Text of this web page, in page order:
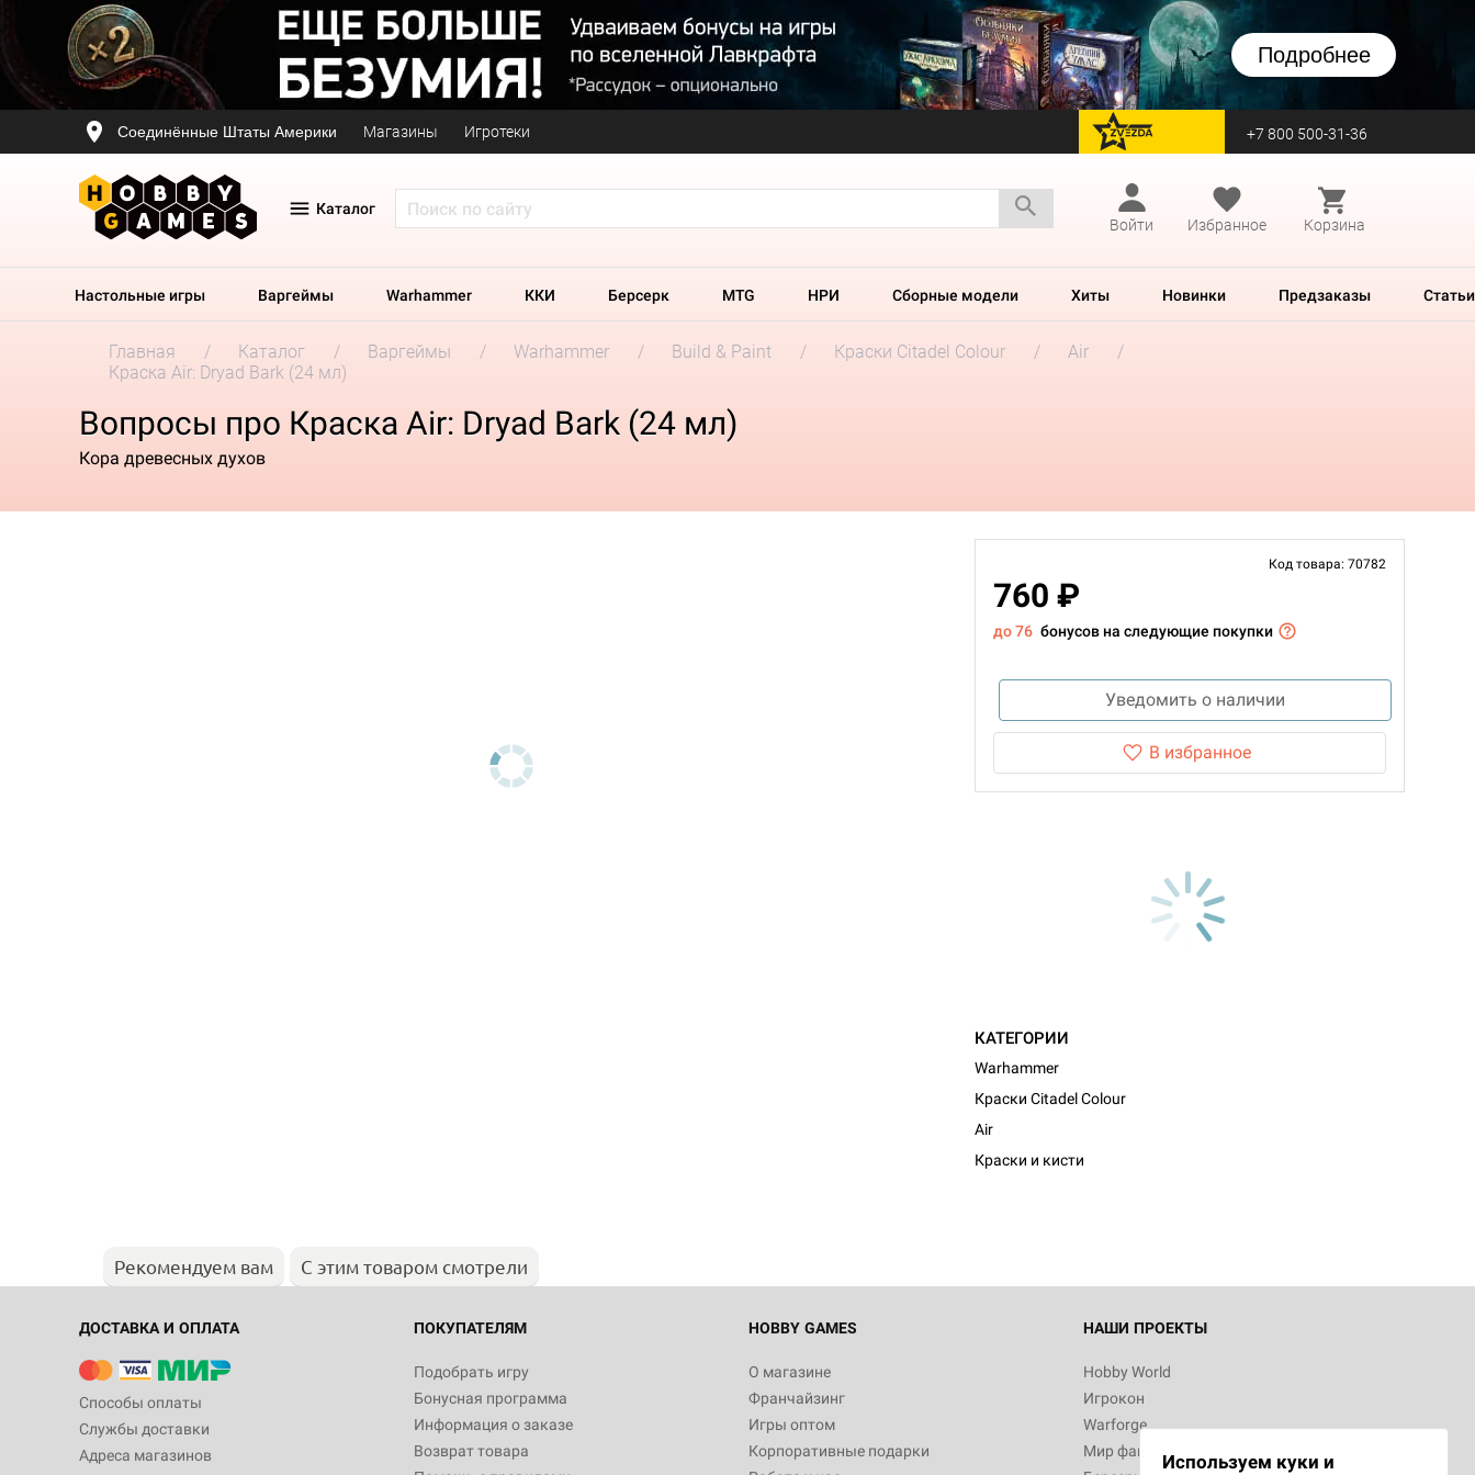
Подробнее
Соединённые Штаты Америки Магазины Игротеки перейти на Zvezda +7 800 500-31-36
Каталог
Войти
Избранное Корзина
Настольные игры Варгеймы Warhammer ККИ Берсерк MTG НРИ Сборные модели Хиты Новинки Предзаказы Статьи
Главная Каталог Варгеймы Warhammer Build & Paint Краски Citadel Colour
Air
Краска Air: Dryad Bark (24 мл)
Вопросы про Краска Air: Dryad Bark (24 мл)
Кора древесных духов
Код товара: 70782
760 ₽
до 76 бонусов на следующие покупки
Уведомить о наличии
В избранное
КАТЕГОРИИ
Warhammer
Краски Citadel Colour
Air
Краски и кисти
Рекомендуем вам С этим товаром смотрели
ДОСТАВКА И ОПЛАТА
Способы оплаты
Службы доставки
Адреса магазинов
ПОКУПАТЕЛЯМ
Подобрать игру
Бонусная программа
Информация о заказе
Возврат товара
HOBBY GAMES
О магазине
Франчайзинг
Игры оптом
Корпоративные подарки
НАШИ ПРОЕКТЫ
Hobby World
Игрокон
Warforge
Мир фантастикиИспользуем куки и